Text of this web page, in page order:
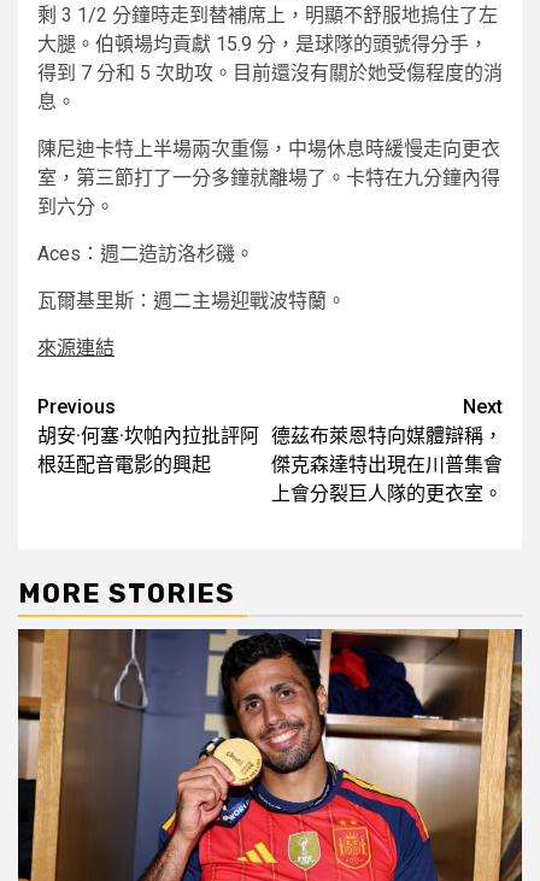
剩 3 1/2 分鐘時走到替補席上，明顯不舒服地摀住了左
大腿。伯頓場均貢獻 15.9 分，是球隊的頭號得分手，
得到 7 分和 5 次助攻。目前還沒有關於她受傷程度的消
息。
陳尼迪卡特上半場兩次重傷，中場休息時緩慢走向更衣
室，第三節打了一分多鐘就離場了。卡特在九分鐘內得
到六分。
Aces：週二造訪洛杉磯。
瓦爾基里斯：週二主場迎戰波特蘭。
來源連結
Post
navigation
Previous
胡安·何塞·坎帕內拉批評阿
根廷配音電影的興起
Next
德茲布萊恩特向媒體辯稱，
傑克森達特出現在川普集會
上會分裂巨人隊的更衣室。
MORE STORIES